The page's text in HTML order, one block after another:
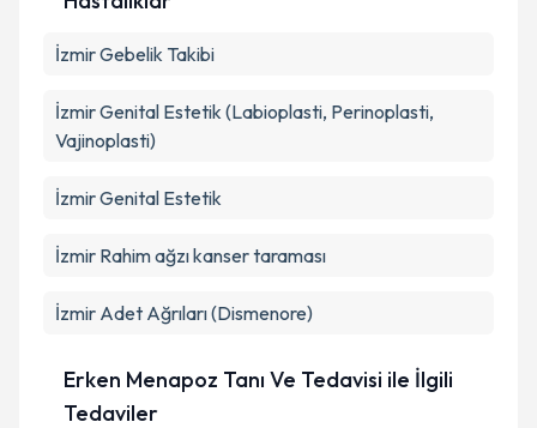
İzmir Gebelik Takibi
İzmir Genital Estetik (Labioplasti, Perinoplasti,
Vajinoplasti)
İzmir Genital Estetik
İzmir Rahim ağzı kanser taraması
İzmir Adet Ağrıları (Dismenore)
Erken Menapoz Tanı Ve Tedavisi ile İlgili
Tedaviler